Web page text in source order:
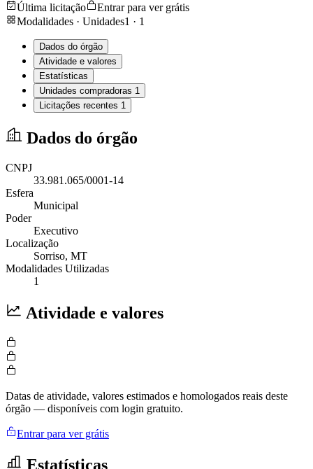
Última licitação
Entrar para ver grátis
Modalidades · Unidades1 · 1
Dados do órgão
Atividade e valores
Estatísticas
Unidades compradoras 1
Licitações recentes 1
Dados do órgão
CNPJ
33.981.065/0001-14
Esfera
Municipal
Poder
Executivo
Localização
Sorriso, MT
Modalidades Utilizadas
1
Atividade e valores
Datas de atividade, valores estimados e homologados reais deste
órgão — disponíveis com login gratuito.
Entrar para ver grátis
Estatísticas